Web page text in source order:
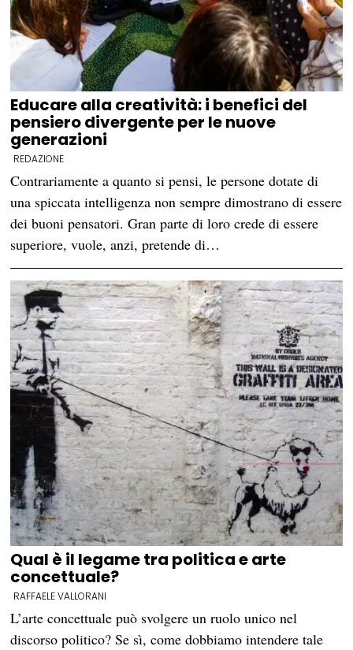
Educare alla creatività: i benefici del
pensiero divergente per le nuove
generazioni
REDAZIONE
Contrariamente a quanto si pensi, le persone dotate di
una spiccata intelligenza non sempre dimostrano di essere
dei buoni pensatori. Gran parte di loro crede di essere
superiore, vuole, anzi, pretende di…
Qual è il legame tra politica e arte
concettuale?
RAFFAELE VALLORANI
L’arte concettuale può svolgere un ruolo unico nel
discorso politico? Se sì, come dobbiamo intendere tale